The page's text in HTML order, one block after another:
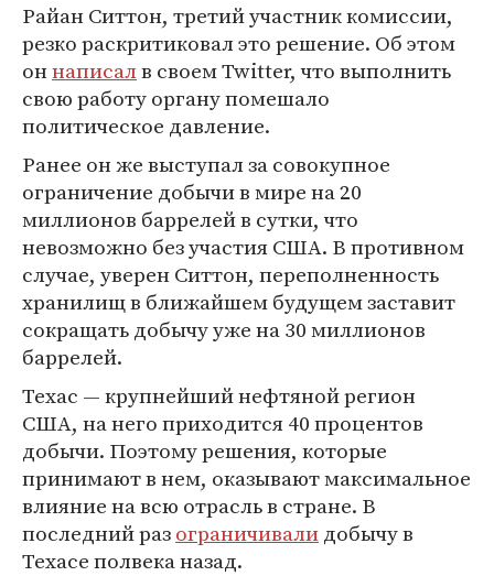
Райан Ситтон, третий участник комиссии,
резко раскритиковал это решение. Об этом
оннаписалв своем Twitter, что выполнить
свою работу органу помешало
политическое давление.
Ранее он же выступал за совокупное
ограничение добычи в мире на 20
миллионов баррелей в сутки, что
невозможно без участия США. В противном
случае, уверен Ситтон, переполненность
хранилищ в ближайшем будущем заставит
сокращать добычу уже на 30 миллионов
баррелей.
Техас — крупнейший нефтяной регион
США, на него приходится 40 процентов
добычи. Поэтому решения, которые
принимают в нем, оказывают максимальное
влияние на всю отрасль в стране. В
последний разограничивалидобычу в
Техасе полвека назад.